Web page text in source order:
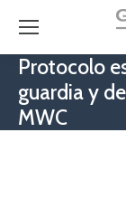
Protocolo
guardia y
MWC